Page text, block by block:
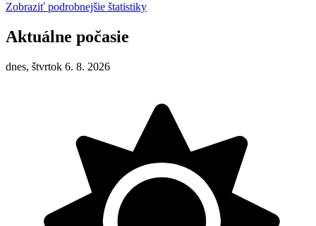
Zobraziť podrobnejšie štatistiky
Aktuálne počasie
dnes, štvrtok 6. 8. 2026